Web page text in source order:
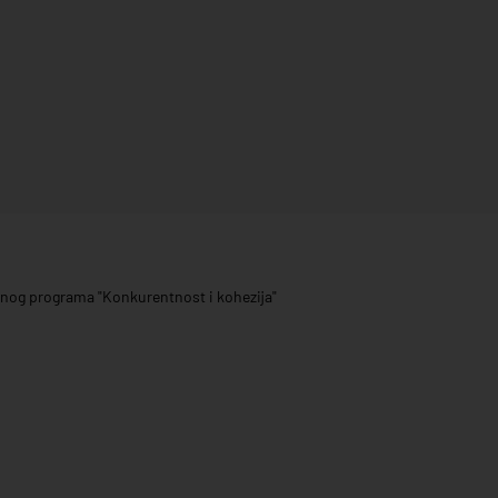
programa "Konkurentnost i kohezija"